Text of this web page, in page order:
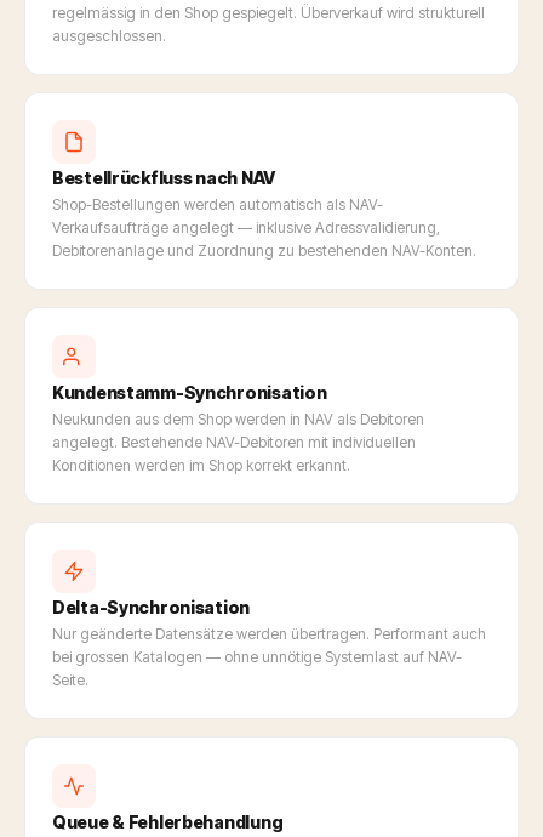
regelmässig in den Shop gespiegelt. Überverkauf wird strukturell
ausgeschlossen.
Bestellrückfluss nach NAV
Shop-Bestellungen werden automatisch als NAV-
Verkaufsaufträge angelegt — inklusive Adressvalidierung,
Debitorenanlage und Zuordnung zu bestehenden NAV-Konten.
Kundenstamm-Synchronisation
Neukunden aus dem Shop werden in NAV als Debitoren
angelegt. Bestehende NAV-Debitoren mit individuellen
Konditionen werden im Shop korrekt erkannt.
Delta-Synchronisation
Nur geänderte Datensätze werden übertragen. Performant auch
bei grossen Katalogen — ohne unnötige Systemlast auf NAV-
Seite.
Queue & Fehlerbehandlung